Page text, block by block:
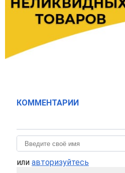
КОММЕНТАРИИ
или авторизуйтесь